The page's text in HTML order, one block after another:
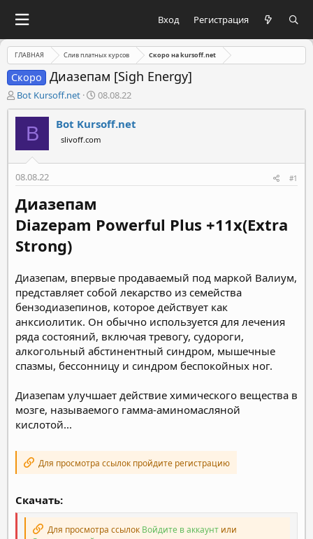
Вход Регистрация
ГЛАВНАЯ Слив платных курсов Скоро на kursoff.net
Скоро Диазепам [Sigh Energy]
А
в
т
м
Bot Kursoff.net
Д
а
т
а
н
а
08.08.22
B Bot Kursoff.net
slivoff.com
08.08.22 #1
Диазепам
Diazepam Powerful Plus +11x(Extra
Strong)
Диазепам, впервые продаваемый под маркой Валиум,
представляет собой лекарство из семейства
бензодиазепинов, которое действует как
анксиолитик. Он обычно используется для лечения
ряда состояний, включая тревогу, судороги,
алкогольный абстинентный синдром, мышечные
спазмы, бессонницу и синдром беспокойных ног.
Диазепам улучшает действие химического вещества в
мозге, называемого гамма-аминомасляной
кислотой...
Для просмотра ссылок пройдите регистрацию
Скачать:
Для просмотра ссылок Войдите в аккаунт или